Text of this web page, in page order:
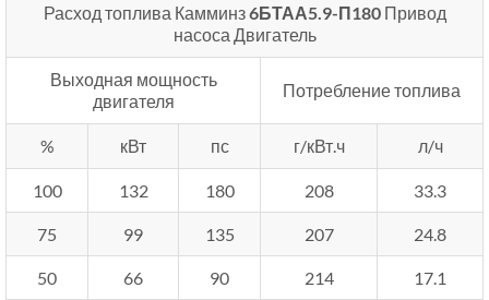
Расход топлива Камминз6БТАА5.9-П180 Привод
насоса Двигатель
Выходная мощность
двигателя
Потребление топлива
% кВт пс г/кВт.ч л/ч
100 132 180 208 33.3
75 99 135 207 24.8
50 66 90 214 17.1